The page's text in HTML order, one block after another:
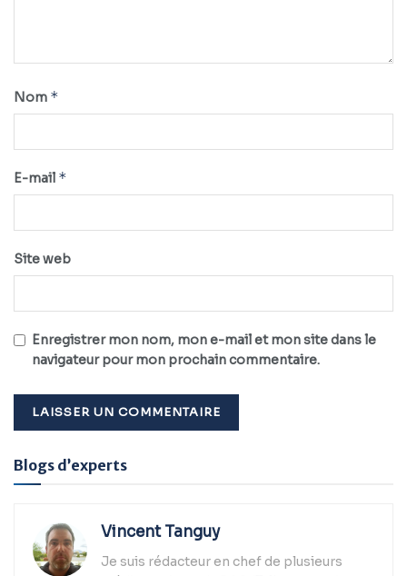
Nom *
E-mail *
Site web
Enregistrer mon nom, mon e-mail et mon site dans le
navigateur pour mon prochain commentaire.
Alternative:
Blogs d’experts
Vincent Tanguy
Je suis rédacteur en chef de plusieurs